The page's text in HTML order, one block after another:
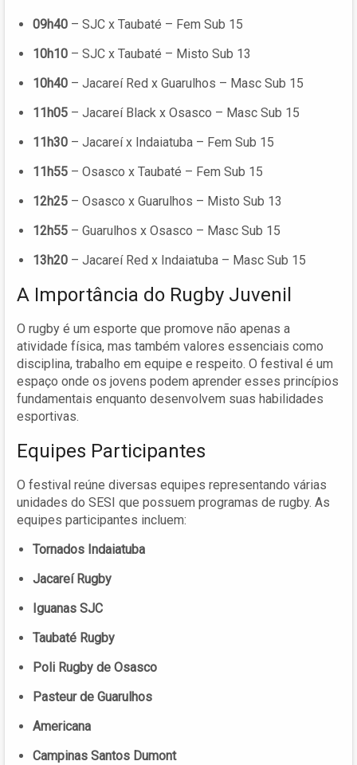
09h40 – SJC x Taubaté – Fem Sub 15
10h10 – SJC x Taubaté – Misto Sub 13
10h40 – Jacareí Red x Guarulhos – Masc Sub 15
11h05 – Jacareí Black x Osasco – Masc Sub 15
11h30 – Jacareí x Indaiatuba – Fem Sub 15
11h55 – Osasco x Taubaté – Fem Sub 15
12h25 – Osasco x Guarulhos – Misto Sub 13
12h55 – Guarulhos x Osasco – Masc Sub 15
13h20 – Jacareí Red x Indaiatuba – Masc Sub 15
A Importância do Rugby Juvenil
O rugby é um esporte que promove não apenas a
atividade física, mas também valores essenciais como
disciplina, trabalho em equipe e respeito. O festival é um
espaço onde os jovens podem aprender esses princípios
fundamentais enquanto desenvolvem suas habilidades
esportivas.
Equipes Participantes
O festival reúne diversas equipes representando várias
unidades do SESI que possuem programas de rugby. As
equipes participantes incluem:
Tornados Indaiatuba
Jacareí Rugby
Iguanas SJC
Taubaté Rugby
Poli Rugby de Osasco
Pasteur de Guarulhos
Americana
Campinas Santos Dumont